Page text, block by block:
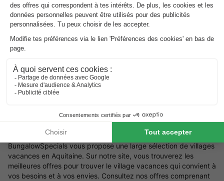
Voir les autres disponibilités
Village vacances en Aquitaine
Vous avez l'intention de séjourner prochainement dans un
village de vacances en Aquitaine ou un club de vacances en
Vous cherchez un village vacances en Aquitaine?
BungalowSpecials vous propose une large sélection de villages
vacances en Aquitaine. Sur notre site, vous trouverez les
meilleures offres pour trouver le village vacances qui convient à
vos besoins et à vos envies. Consultez nos offres comprenant